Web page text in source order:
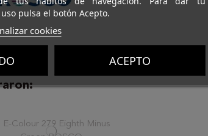
pulsa el botón Acepto.
cookies
ACEPTO